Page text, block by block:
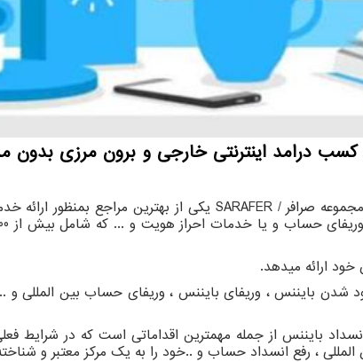
درامد اینترنتی خارجی و برون مرزی بدون
صرافر/
SARAFER یکی از بهترین مراجع بمنظور ارائه
خود ارائه میدهد.
بایننس ، وریفای بایننس ، وریفای حساب بین المللی و
بایننس از جمله مهمترین اقداماتی است که در شرایط
، رفع انسداد حساب و ..خود را به یک مرکز معتبر و